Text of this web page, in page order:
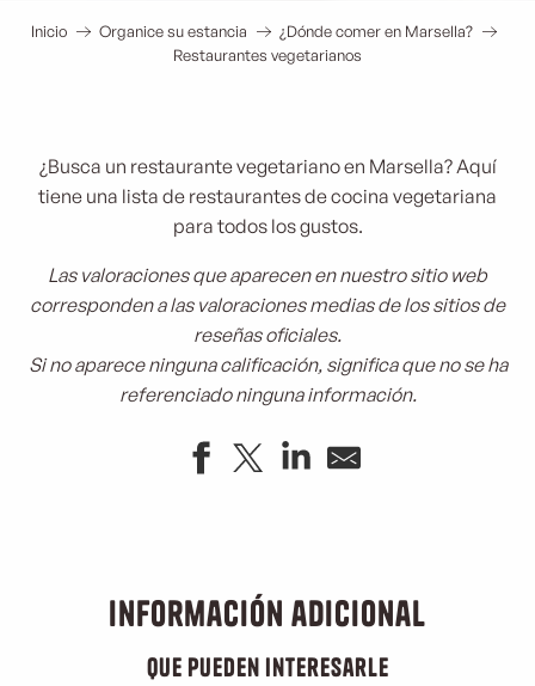
Inicio Organice su estancia
¿Dónde comer en Marsella?
Restaurantes vegetarianos
¿Busca un restaurante vegetariano en Marsella? Aquí
tiene una lista de restaurantes de cocina vegetariana
para todos los gustos.
Las valoraciones que aparecen en nuestro sitio web
corresponden a las valoraciones medias de los sitios de
reseñas oficiales.
Si no aparece ninguna calificación, significa que no se ha
referenciado ninguna información.
MariposasInformación adicional
que pueden interesarle